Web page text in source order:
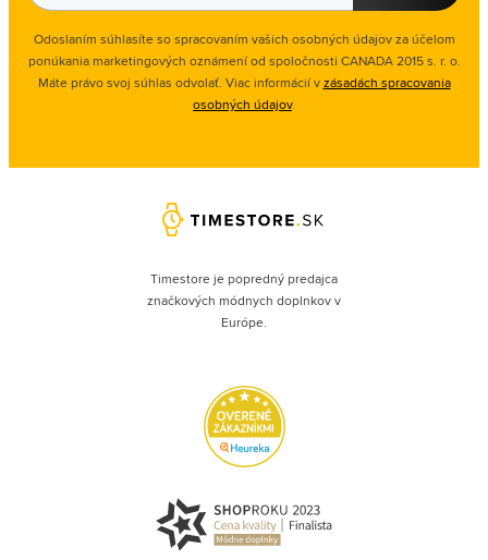
Odoslaním súhlasíte so spracovaním vašich osobných údajov za účelom
ponúkania marketingových oznámení od spoločnosti CANADA 2015 s. r. o.
Máte právo svoj súhlas odvolať. Viac informácií vzásadách spracovania
osobných údajov.
Timestore je popredný predajca
značkových módnych doplnkov v
Európe.